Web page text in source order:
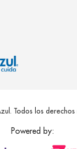
Todos los derechos
Powered by: